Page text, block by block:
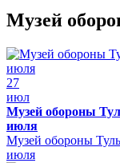
Музей
27
июл
Музей обороны
июля
Музей обороны
июля